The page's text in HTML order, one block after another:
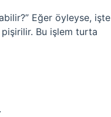
Eğer öyleyse, işte
Bu işlem turta